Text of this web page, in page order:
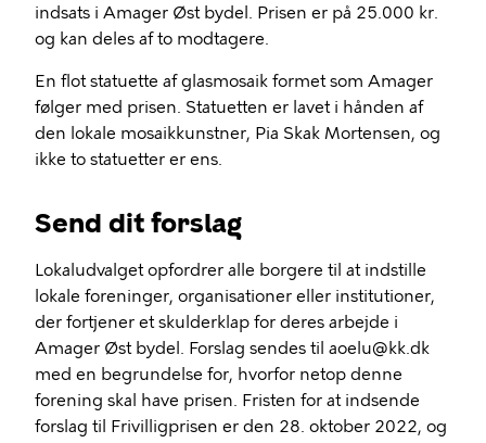
indsats i Amager Øst bydel. Prisen er på 25.000 kr.
og kan deles af to modtagere.
En flot statuette af glasmosaik formet som Amager
følger med prisen. Statuetten er lavet i hånden af
den lokale mosaikkunstner, Pia Skak Mortensen, og
ikke to statuetter er ens.
Send dit forslag
Lokaludvalget opfordrer alle borgere til at indstille
lokale foreninger, organisationer eller institutioner,
der fortjener et skulderklap for deres arbejde i
Amager Øst bydel. Forslag sendes til aoelu@kk.dk
med en begrundelse for, hvorfor netop denne
forening skal have prisen. Fristen for at indsende
forslag til Frivilligprisen er den 28. oktober 2022, og